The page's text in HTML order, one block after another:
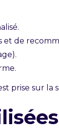
et de
prise sur la